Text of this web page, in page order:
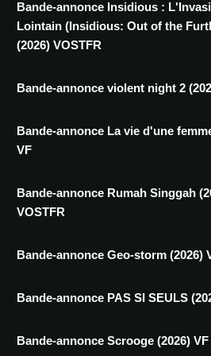
Bande-annonce Insidious :
Lointain (Insidious: Out of the
(2026) VOSTFR
Bande-annonce violent night 2
Bande-annonce La vie d'une
VF
Bande-annonce Rumah Singgah
VOSTFR
Bande-annonce Geo-storm (2026)
Bande-annonce PAS SI SEULS
Bande-annonce Scrooge (2026) VF